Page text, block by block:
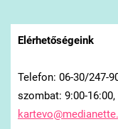
Elérhetőségeink
Telefon: 06-30/247-
szombat: 9:00-